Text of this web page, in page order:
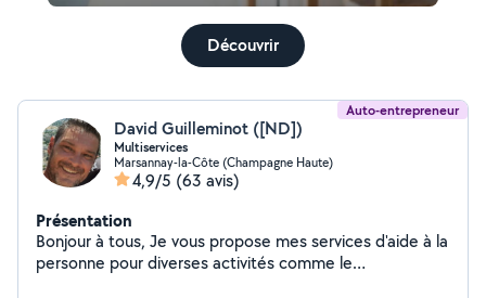
Découvrir
Auto-entrepreneur
David Guilleminot ([ND])
Multiservices
Marsannay-la-Côte (Champagne Haute)
4,9/5 (63 avis)
Présentation
Bonjour à tous, Je vous propose mes services d'aide à la
personne pour diverses activités comme le